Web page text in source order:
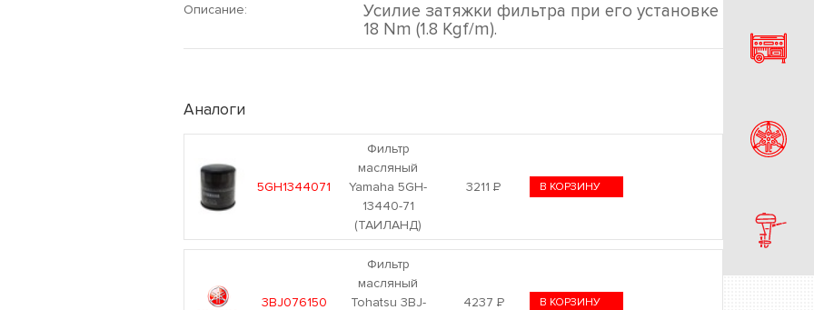
Описание:
Усилие затяжки фильтра при его установке
18 Nm (1.8 Kgf/m).
Аналоги
5GH1344071
Фильтр
масляный
Yamaha 5GH-
13440-71
(ТАИЛАНД)
3211Р В КОРЗИНУ
3BJ076150
Фильтр
масляный
Tohatsu 3BJ-
4237 Р В КОРЗИНУ